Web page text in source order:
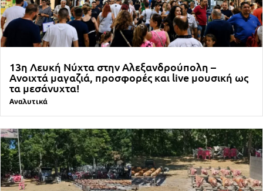
13η Λευκή Νύχτα στην Αλεξανδρούπολη –
Ανοιχτά μαγαζιά, προσφορές και live μουσική ως
τα μεσάνυχτα!
Αναλυτικά